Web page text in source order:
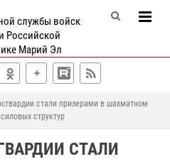
службы войск
Российской
Марий Эл
стали призерами в шахматном
структур
СТАЛИ